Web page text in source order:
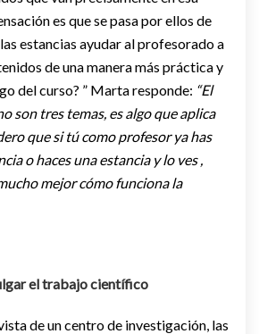
es que se pasa por ellos de
estancias ayudar al profesorado a
de una manera más práctica y
del curso? ” Marta responde: “El
son tres temas, es algo que aplica
que si tú como profesor ya has
o haces una estancia y lo ves ,
mejor cómo funciona la
el trabajo científico
de un centro de investigación, las